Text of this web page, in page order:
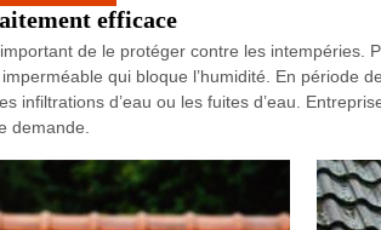
efficace
de le protéger contre les intempéries.
qui bloque l’humidité. En période
infiltrations d’eau ou les fuites d’eau.
demande.